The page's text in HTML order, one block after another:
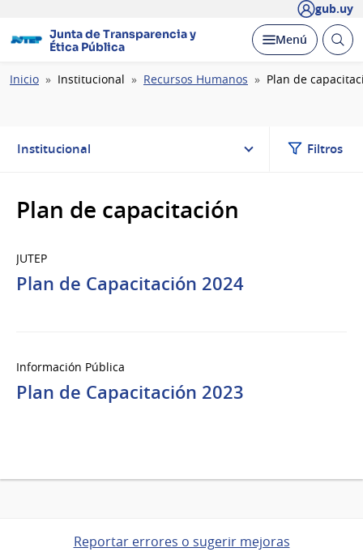
gub.uy
Junta de Transparencia y
Ética Pública
Desplegar
Menú Abrir
Ruta
Inicio Institucional Recursos Humanos Plan de
Institucional Filtros
Plan de capacitación
JUTEP
Plan de Capacitación 2024
Información Pública
Plan de Capacitación 2023
Reportar errores o sugerir mejoras